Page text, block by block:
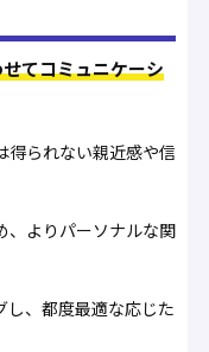
てコミュニケーシ
得られない親近感や信
、よりパーソナルな関
し、都度最適な応じた